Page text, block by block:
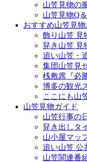
山笠見物の
山笠見物Q
おすすめ山笠見物
飾り山笠 見
舁き山笠 見
追い山笠・
集団山笠見
桟敷席『必
博多の観光
ここにも山
山笠見物ガイド
山笠行事の
舁き出しタ
山小屋マッ
追い山笠 公
山笠関連番